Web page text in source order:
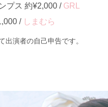
プス 約¥2,000 / GRL
/ しまむら
演者の自己申告です。